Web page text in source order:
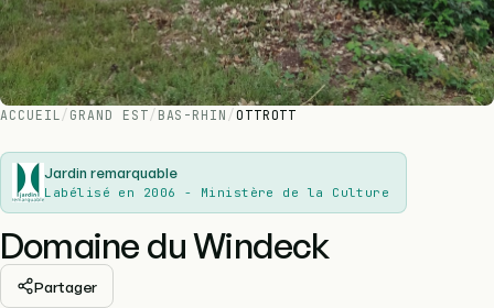
ACCUEIL/ GRAND EST/ BAS-RHIN / OTTROTT
Jardin remarquable
Labélisé en 2006 - Ministère de la Culture
Domaine du Windeck
Partager